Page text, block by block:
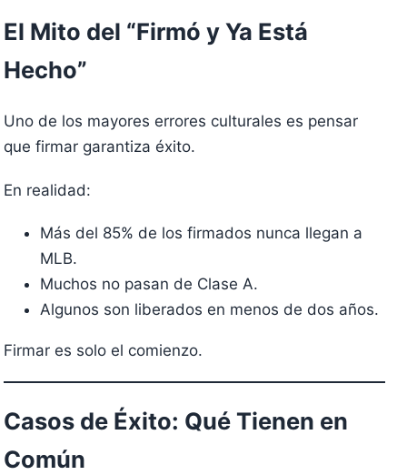
El Mito del “Firmó y Ya Está
Hecho”
Uno de los mayores errores culturales es pensar
que firmar garantiza éxito.
En realidad:
Más del 85% de los firmados nunca llegan a
MLB.
Muchos no pasan de Clase A.
Algunos son liberados en menos de dos años.
Firmar es solo el comienzo.
Casos de Éxito: Qué Tienen en
Común